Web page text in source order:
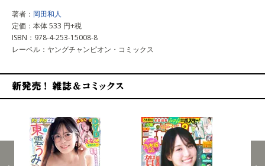
著者： 岡田和人
定価：本体 533 円+税
ISBN：978-4-253-15008-8
レーベル：ヤングチャンピオン・コミックス